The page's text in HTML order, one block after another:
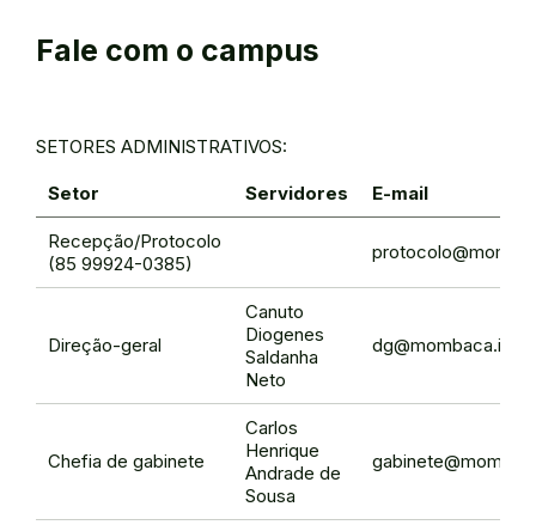
Fale com o campus
SETORES ADMINISTRATIVOS:
Setor Servidores E-mail
Recepção/Protocolo
(85 99924-0385)
Direção-geral
Canuto
Diogenes
Saldanha
Neto
Chefia de gabinete
Carlos
Henrique
Andrade de
Sousa